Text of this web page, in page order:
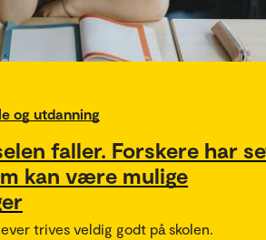
og utdanning
faller. Forskere har
kan være mulige
trives veldig godt på skolen.